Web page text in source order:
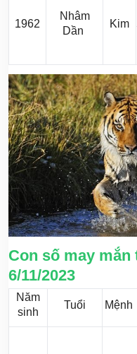
1962
Nhâm
Dần
Kim
Con số may mắn
6/11/2023
Năm
sinh
Tuổi Mệnh